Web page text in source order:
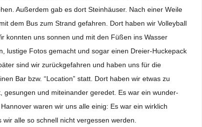
Außer­dem gab es dort Stein­häu­ser. Nach einer Weile
dem Bus zum Strand gefah­ren. Dort haben wir Vol­ley­ball
konn­ten uns son­nen und mit den Füßen ins Was­ser
lus­tige Fotos gemacht und sogar einen Dreier-Hucke­­pack
sind wir zurück­ge­fah­ren und haben uns für die
Bar bzw. “Loca­tion” statt. Dort haben wir etwas zu
gesun­gen und mit­ein­an­der gere­det. Es war ein wun­der­
waren wir uns alle einig: Es war ein wirk­lich
alle so schnell nicht ver­ges­sen wer­den.